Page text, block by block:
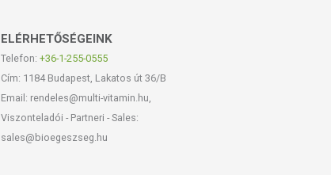
ELÉRHETŐSÉGEINK
Telefon: +36-1-255-0555
Cím: 1184 Budapest, Lakatos út 36/B
Email: rendeles@multi-vitamin.hu,
Viszonteladói - Partneri - Sales:
sales@bioegeszseg.hu